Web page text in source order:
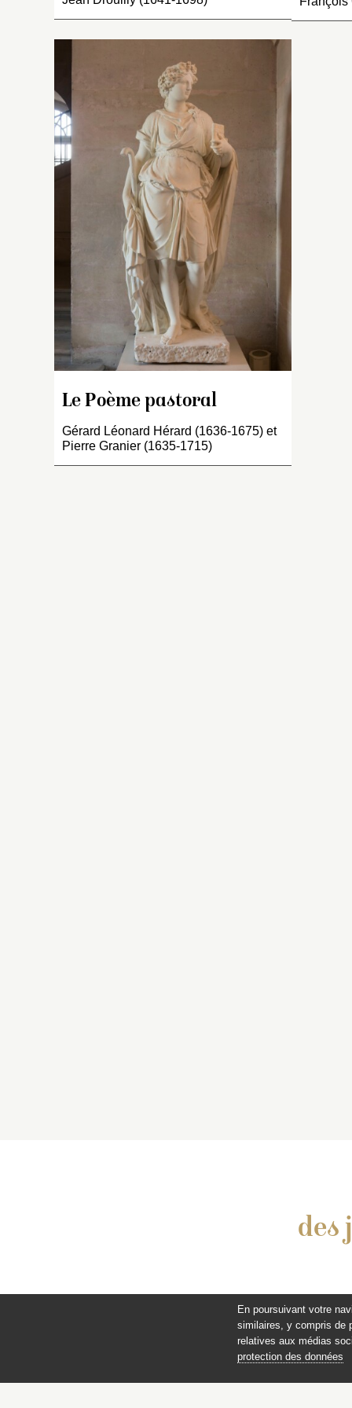
Le Poème pastoral
Gérard Léonard Hérard (1636-1675) et
Pierre Granier (1635-1715)
des
En poursuivant votre
similaires, y compris de
relatives aux médias
protection des données